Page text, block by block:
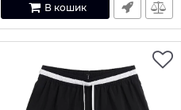
В кошик